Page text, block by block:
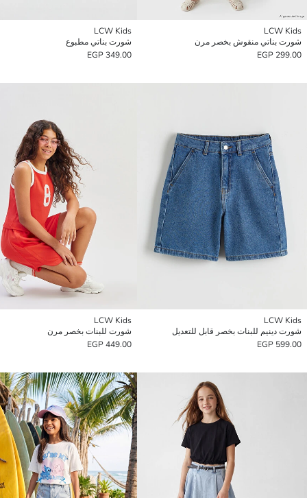
LCW Kids
شورت بناتي منقوش بخصر مرن
299.00 EGP
LCW Kids
شورت بناتي مطبوع
349.00 EGP
LCW Kids
شورت دينيم للبنات بخصر قابل للتعديل
599.00 EGP
LCW Kids
شورت للبنات بخصر مرن
449.00 EGP